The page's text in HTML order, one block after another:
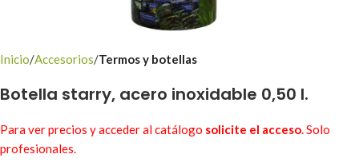
Inicio Accesorios Termos y botellas
Botella starry, acero inoxidable 0,50 l.
Para ver precios y acceder al catálogo solicite el acceso. Solo
profesionales.